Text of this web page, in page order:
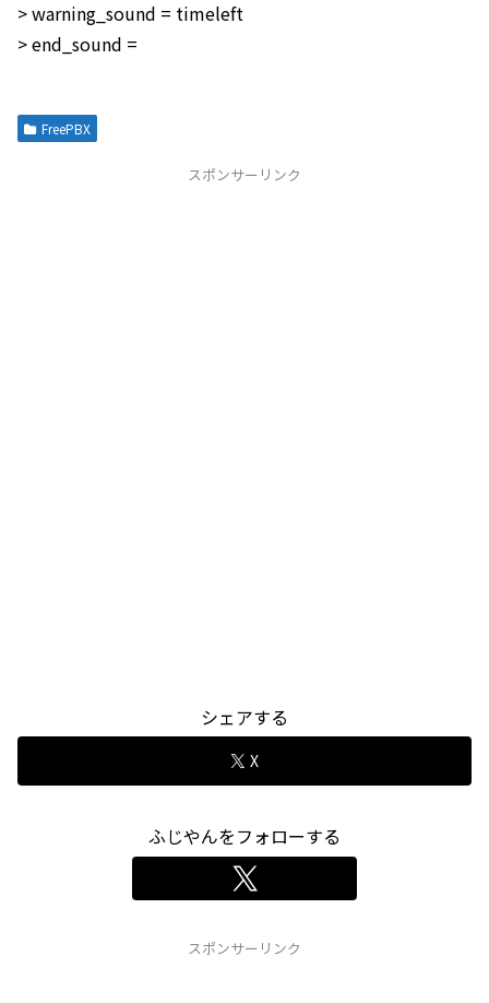
> warning_sound = timeleft
> end_sound =
FreePBX
スポンサーリンク
シェアする
X
ふじやんをフォローする
スポンサーリンク